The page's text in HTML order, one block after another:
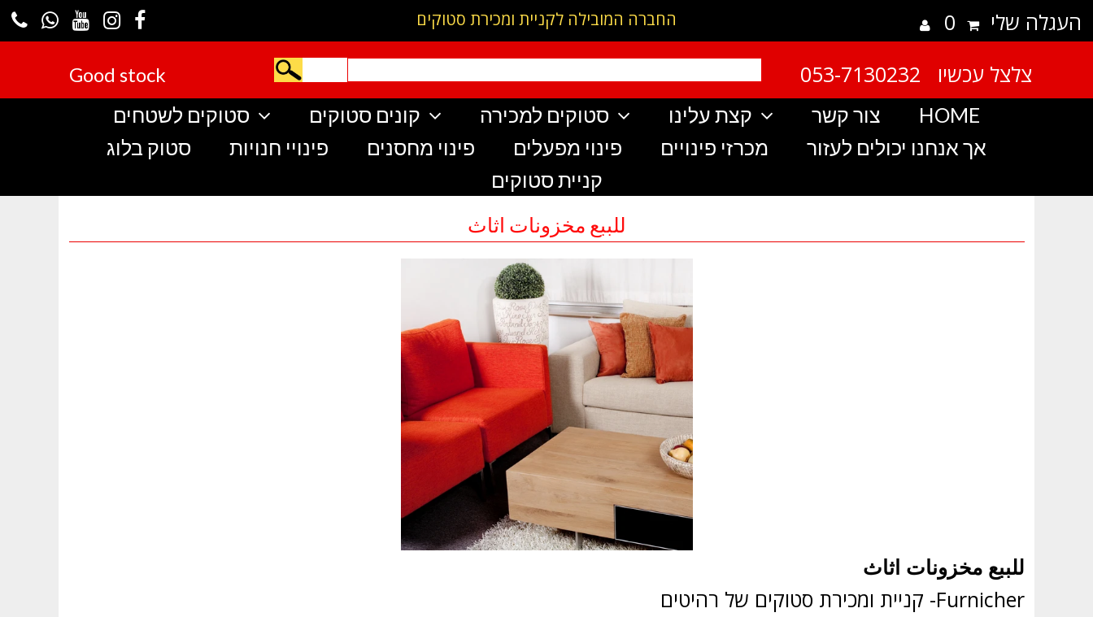
החברה המובילה לקניית ומכירת סטוקים העגלה שלי 0
Good stock צלצל עכשיו 053-7130232
סטוקים לשטחים קונים סטוקים סטוקים למכירה קצת עלינו צור קשר
HOME
סטוק בלוג
פינויי חנויות פינוי מחסנים פינוי מפעלים מכרזי פינויים
אך אנחנו יכולים לעזור
קניית סטוקים
للببع مخزونات اثاث
للببع مخزونات اثاث
Furnicher- קניית ומכירת סטוקים של רהיטים